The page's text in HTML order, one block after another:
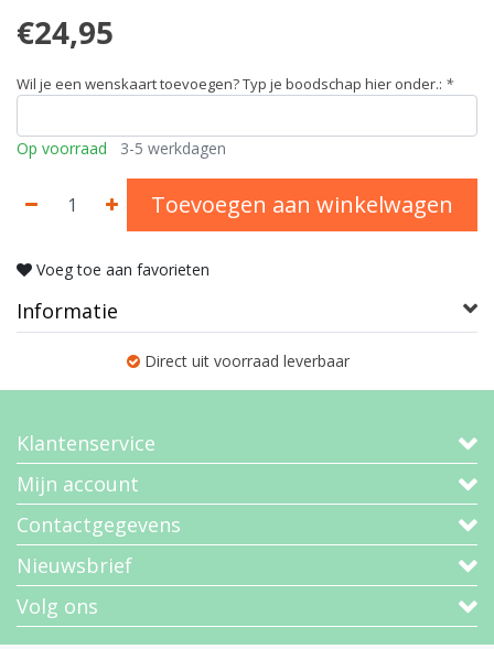
€24,95
Wil je een wenskaart toevoegen? Typ je boodschap hier onder.: *
Op voorraad 3-5 werkdagen
Toevoegen aan winkelwagen
Voeg toe aan favorieten
Informatie
Direct uit voorraad leverbaar
Klantenservice
Mijn account
Contactgegevens
Nieuwsbrief
Volg ons